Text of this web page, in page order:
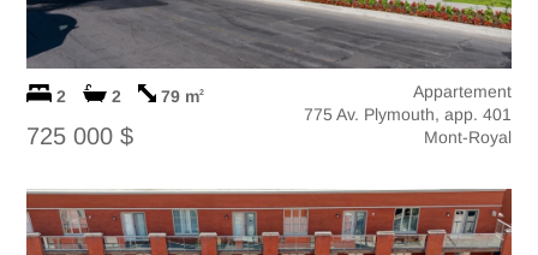
2 2 79 m2
725 000 $
Appartement
775 Av. Plymouth, app. 401
Mont-Royal